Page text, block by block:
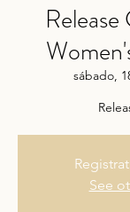
sábado,
See